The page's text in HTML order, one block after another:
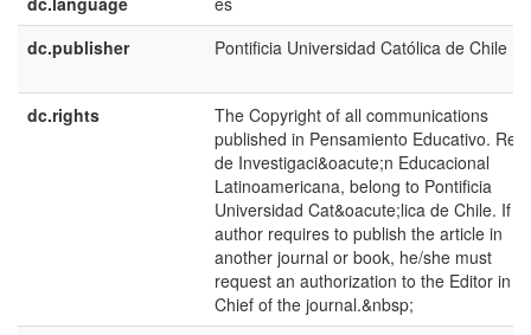
dc.publisher
Pontificia Universidad Católica de Chile
dc.rights
The Copyright of all communications
published in Pensamiento Educativo.
de Investigaci&oacute;n Educacional
Latinoamericana, belong to Pontificia
Universidad Cat&oacute;lica de Chile. If
author requires to publish the article in
another journal or book, he/she must
request an authorization to the Editor in
Chief of the journal.&nbsp;